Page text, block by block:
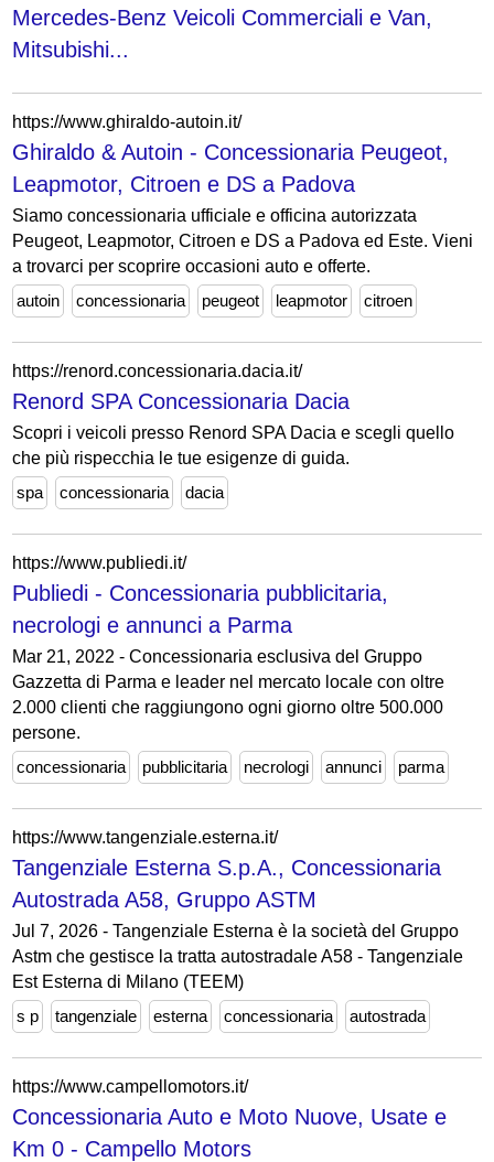
Mercedes-Benz Veicoli Commerciali e Van,
Mitsubishi...
https://www.ghiraldo-autoin.it/
Ghiraldo & Autoin - Concessionaria Peugeot,
Leapmotor, Citroen e DS a Padova
Siamo concessionaria ufficiale e officina autorizzata
Peugeot, Leapmotor, Citroen e DS a Padova ed Este. Vieni
a trovarci per scoprire occasioni auto e offerte.
autoin
concessionaria peugeot leapmotor citroen
https://renord.concessionaria.dacia.it/
Renord SPA Concessionaria Dacia
Scopri i veicoli presso Renord SPA Dacia e scegli quello
che più rispecchia le tue esigenze di guida.
spa
concessionaria dacia
https://www.publiedi.it/
Publiedi - Concessionaria pubblicitaria,
necrologi e annunci a Parma
Mar 21, 2022 - Concessionaria esclusiva del Gruppo
Gazzetta di Parma e leader nel mercato locale con oltre
2.000 clienti che raggiungono ogni giorno oltre 500.000
persone.
concessionaria
pubblicitaria necrologi annunci parma
https://www.tangenziale.esterna.it/
Tangenziale Esterna S.p.A., Concessionaria
Autostrada A58, Gruppo ASTM
Jul 7, 2026 - Tangenziale Esterna è la società del Gruppo
Astm che gestisce la tratta autostradale A58 - Tangenziale
Est Esterna di Milano (TEEM)
s p
tangenziale esterna concessionaria autostrada
https://www.campellomotors.it/
Concessionaria Auto e Moto Nuove, Usate e
Km 0 - Campello Motors